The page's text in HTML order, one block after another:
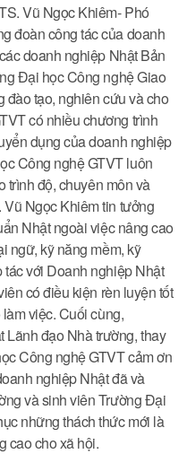
Vũ Ngọc Khiêm- Phó
đoàn công tác của doanh
doanh nghiệp Nhật Bản
Đại học Công nghệ Giao
đào tạo, nghiên cứu và cho
có nhiều chương trình
dụng của doanh nghiệp
Công nghệ GTVT luôn
trình độ, chuyên môn và
Ngọc Khiêm tin tưởng
Nhật ngoài việc nâng cao
ngữ, kỹ năng mềm, kỹ
với Doanh nghiệp Nhật
có điều kiện rèn luyện tốt
việc. Cuối cùng,
Lãnh đạo Nhà trường, thay
Công nghệ GTVT cảm ơn
nghiệp Nhật đã và
và sinh viên Trường Đại
những thách thức mới là
cao cho xã hội.